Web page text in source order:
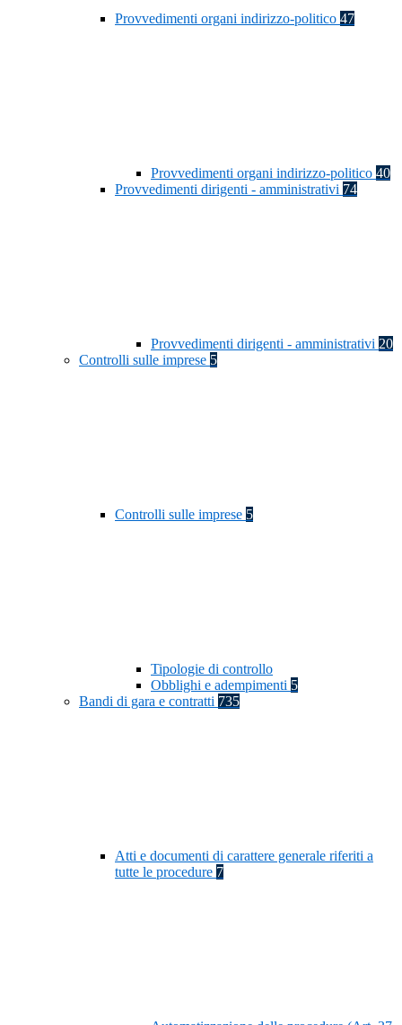
Provvedimenti organi indirizzo-politico 47
Provvedimenti organi indirizzo-politico 40
Provvedimenti dirigenti - amministrativi 74
Provvedimenti dirigenti - amministrativi 20
Controlli sulle imprese 5
Controlli sulle imprese 5
Tipologie di controllo
Obblighi e adempimenti 5
Bandi di gara e contratti 735
Atti e documenti di carattere generale riferiti a
tutte le procedure 7